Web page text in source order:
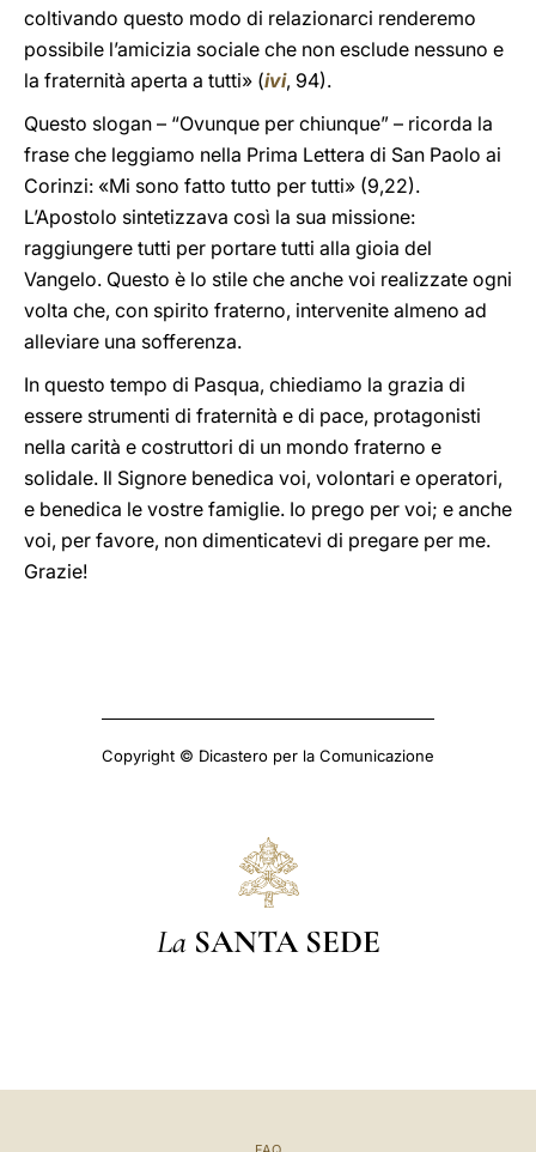
coltivando questo modo di relazionarci renderemo
possibile l’amicizia sociale che non esclude nessuno e
la fraternità aperta a tutti» (ivi, 94).
Questo slogan – “Ovunque per chiunque” – ricorda la
frase che leggiamo nella Prima Lettera di San Paolo ai
Corinzi: «Mi sono fatto tutto per tutti» (9,22).
L’Apostolo sintetizzava così la sua missione:
raggiungere tutti per portare tutti alla gioia del
Vangelo. Questo è lo stile che anche voi realizzate ogni
volta che, con spirito fraterno, intervenite almeno ad
alleviare una sofferenza.
In questo tempo di Pasqua, chiediamo la grazia di
essere strumenti di fraternità e di pace, protagonisti
nella carità e costruttori di un mondo fraterno e
solidale. Il Signore benedica voi, volontari e operatori,
e benedica le vostre famiglie. Io prego per voi; e anche
voi, per favore, non dimenticatevi di pregare per me.
Grazie!
Copyright © Dicastero per la Comunicazione
La SANTA SEDE